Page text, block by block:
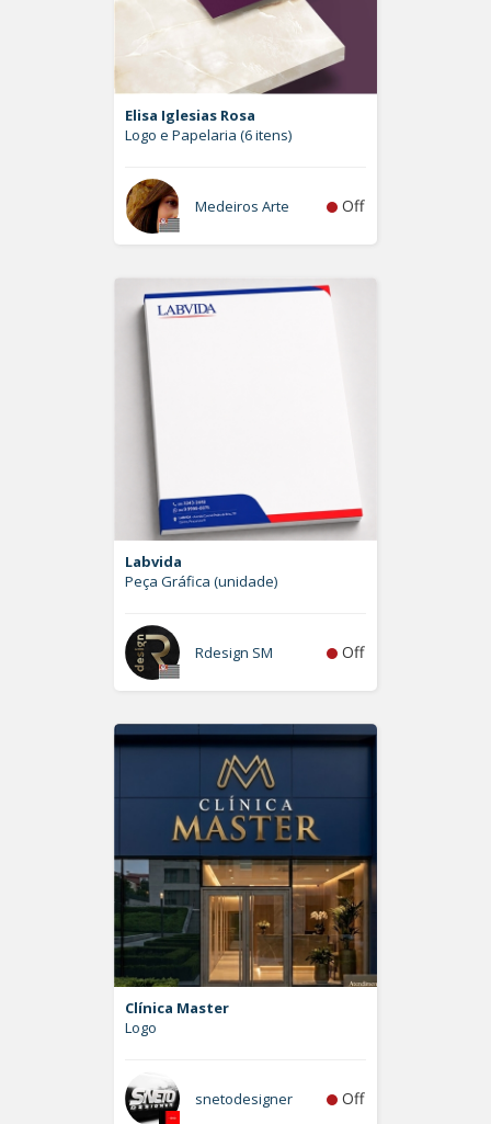
Elisa Iglesias Rosa
Logo e Papelaria (6 itens)
Medeiros Arte Off
Labvida
Peça Gráfica (unidade)
Rdesign SM Off
Clínica Master
Logo
snetodesigner Off